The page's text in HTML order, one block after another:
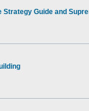
Strategy Guide and